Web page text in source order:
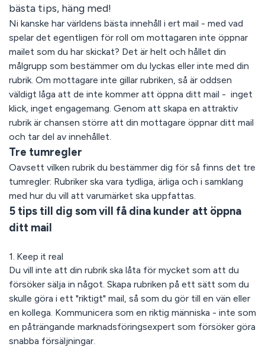
bästa tips, häng med!
Ni kanske har världens bästa innehåll i ert mail - med vad
spelar det egentligen för roll om mottagaren inte öppnar
mailet som du har skickat? Det är helt och hållet din
målgrupp som bestämmer om du lyckas eller inte med din
rubrik. Om mottagare inte gillar rubriken, så är oddsen
väldigt låga att de inte kommer att öppna ditt mail - inget
klick, inget engagemang. Genom att skapa en attraktiv
rubrik är chansen större att din mottagare öppnar ditt mail
och tar del av innehållet.
Tre tumregler
Oavsett vilken rubrik du bestämmer dig för så finns det tre
tumregler: Rubriker ska vara tydliga, ärliga och i samklang
med hur du vill att varumärket ska uppfattas.
5 tips till dig som vill få dina kunder att öppna
ditt mail
1. Keep it real
Du vill inte att din rubrik ska låta för mycket som att du
försöker sälja in något. Skapa rubriken på ett sätt som du
skulle göra i ett "riktigt" mail, så som du gör till en vän eller
en kollega. Kommunicera som en riktig människa - inte som
en påträngande marknadsföringsexpert som försöker göra
snabba försäljningar.